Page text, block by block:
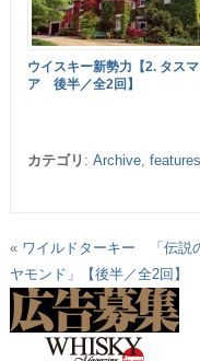
ウイスキー新勢力【2. タス
ア 後半／全2回】
カテゴリ : Archive, features
« ワイルドターキー 「伝説
ヤモンド」【後半／全2回】